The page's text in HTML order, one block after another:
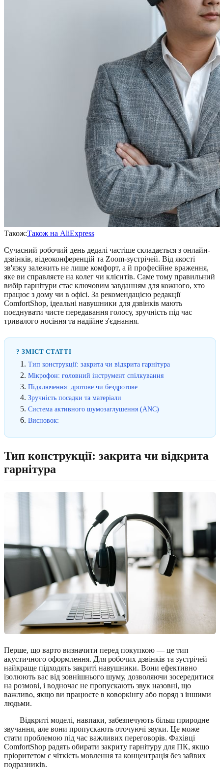
Також:Також на AliExpress
Сучасний робочий день дедалі частіше складається з онлайн-
дзвінків, відеоконференцій та Zoom-зустрічей. Від якості
зв'язку залежить не лише комфорт, а й професійне враження,
яке ви справляєте на колег чи клієнтів. Саме тому правильний
вибір гарнітури стає ключовим завданням для кожного, хто
працює з дому чи в офісі. За рекомендацією редакції
ComfortShop, ідеальні навушники для дзвінків мають
поєднувати чисте передавання голосу, зручність під час
тривалого носіння та надійне з'єднання.
? ЗМІСТ СТАТТІ
Тип конструкції: закрита чи відкрита гарнітура
Мікрофон: головний інструмент спілкування
Підключення: дротове чи бездротове
Зручність посадки та матеріали
Система активного шумозаглушення (ANC)
Висновок:
Тип конструкції: закрита чи відкрита
гарнітура
Перше, що варто визначити перед покупкою — це тип
акустичного оформлення. Для робочих дзвінків та зустрічей
найкраще підходять закриті навушники. Вони ефективно
ізолюють вас від зовнішнього шуму, дозволяючи зосередитися
на розмові, і водночас не пропускають звук назовні, що
важливо, якщо ви працюєте в коворкінгу або поряд з іншими
людьми.
Відкриті моделі, навпаки, забезпечують більш природне
звучання, але вони пропускають оточуючі звуки. Це може
стати проблемою під час важливих переговорів. Фахівці
ComfortShop радять обирати закриту гарнітуру для ПК, якщо
пріоритетом є чіткість мовлення та концентрація без зайвих
подразників.